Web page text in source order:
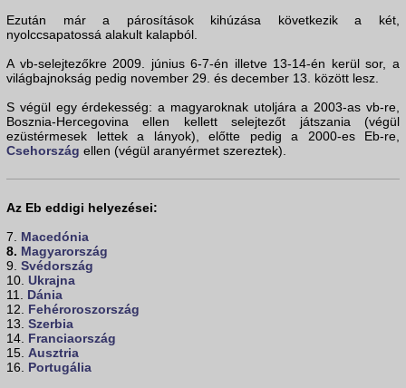
Ezután már a párosítások kihúzása következik a két,
nyolccsapatossá alakult kalapból.
A vb-selejtezőkre 2009. június 6-7-én illetve 13-14-én kerül sor, a
világbajnokság pedig november 29. és december 13. között lesz.
S végül egy érdekesség: a magyaroknak utoljára a 2003-as vb-re,
Bosznia-Hercegovina ellen kellett selejtezőt játszania (végül
ezüstérmesek lettek a lányok), előtte pedig a 2000-es Eb-re,
Csehország ellen (végül aranyérmet szereztek).
Az Eb eddigi helyezései:
7. Macedónia
8. Magyarország
9. Svédország
10. Ukrajna
11. Dánia
12. Fehéroroszország
13. Szerbia
14. Franciaország
15. Ausztria
16. Portugália